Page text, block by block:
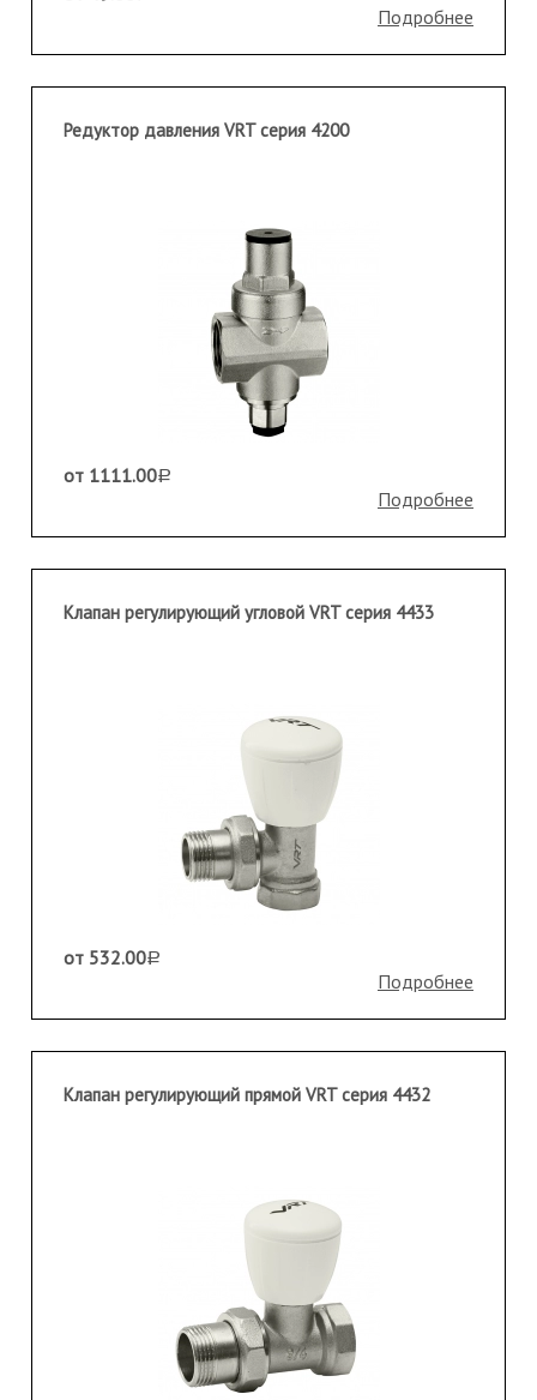
Подробнее
Редуктор давления VRT серия 4200
от 1111.00a
Подробнее
Клапан регулирующий угловой VRT серия 4433
от 532.00a
Подробнее
Клапан регулирующий прямой VRT серия 4432